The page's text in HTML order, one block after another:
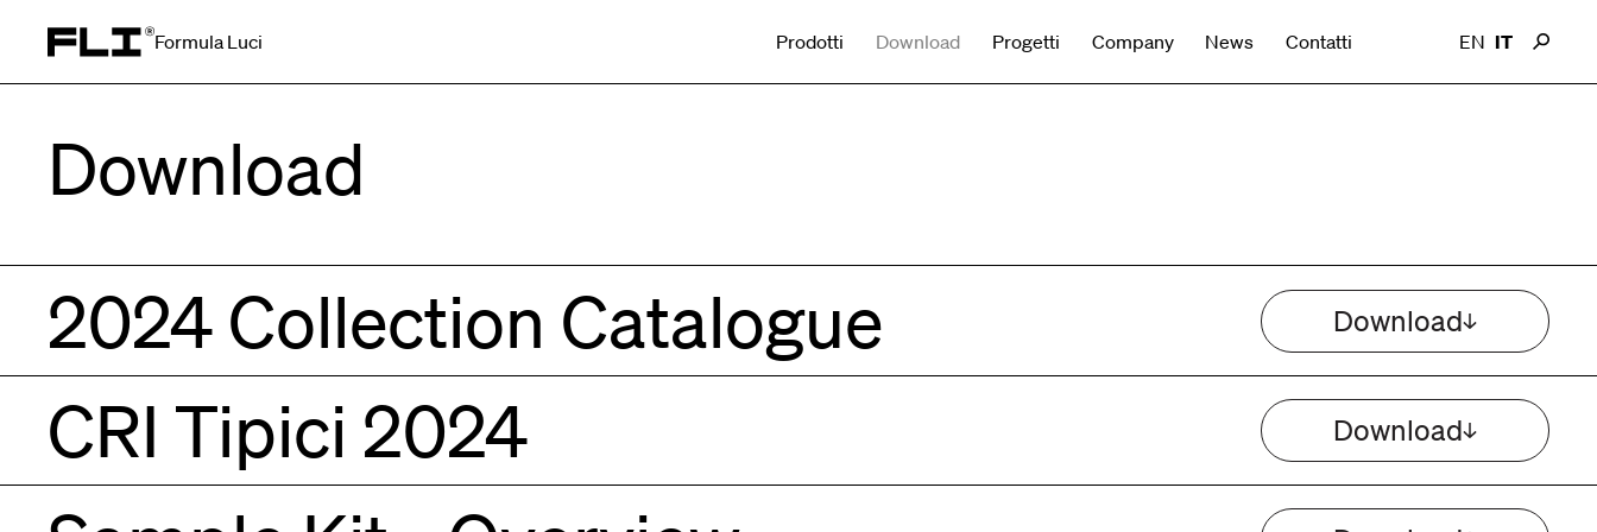
Formula Luci Prodotti Download Progetti Company News Contatti EN IT
Search for:
Download
2024 Collection Catalogue
Download
CRI Tipici 2024 Download